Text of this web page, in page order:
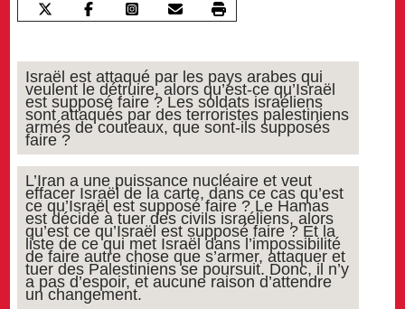
Israël est attaqué par les pays arabes qui
veulent le détruire, alors qu’est-ce qu’Israël
est supposé faire ? Les soldats israéliens
sont attaqués par des terroristes palestiniens
armés de couteaux, que sont-ils supposés
faire ?
L’Iran a une puissance nucléaire et veut
effacer Israël de la carte, dans ce cas qu’est
ce qu’Israël est supposé faire ? Le Hamas
est décidé à tuer des civils israéliens, alors
qu’est ce qu’Israël est supposé faire ? Et la
liste de ce qui met Israël dans l’impossibilité
de faire autre chose que s’armer, attaquer et
tuer des Palestiniens se poursuit. Donc, il n’y
a pas d’espoir, et aucune raison d’attendre
un changement.